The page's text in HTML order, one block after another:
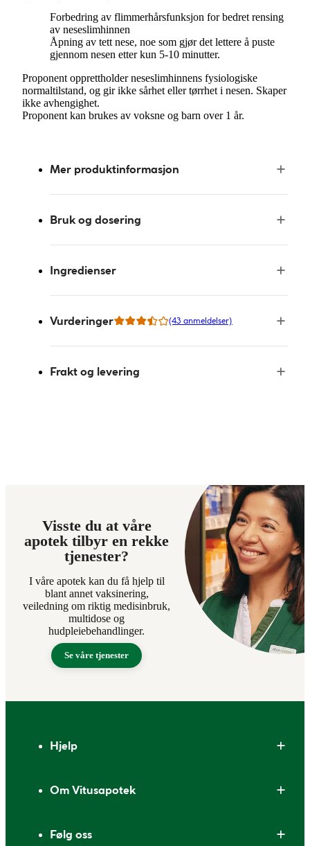
Forbedring av flimmerhårsfunksjon for bedret rensing
av neseslimhinnen
Åpning av tett nese, noe som gjør det lettere å puste
gjennom nesen etter kun 5-10 minutter.
Proponent opprettholder neseslimhinnens fysiologiske
normaltilstand, og gir ikke sårhet eller tørrhet i nesen. Skaper
ikke avhengighet.
Proponent kan brukes av voksne og barn over 1 år.
Mer produktinformasjon
Bruk og dosering
Ingredienser
Vurderinger (43 anmeldelser)
Frakt og levering
Visste du at våre
apotek tilbyr en rekke
tjenester?
I våre apotek kan du få hjelp til
blant annet vaksinering,
veiledning om riktig medisinbruk,
multidose og
hudpleiebehandlinger.
Se våre tjenester
Hjelp
Om Vitusapotek
Følg oss